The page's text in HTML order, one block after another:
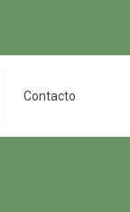
Contacto